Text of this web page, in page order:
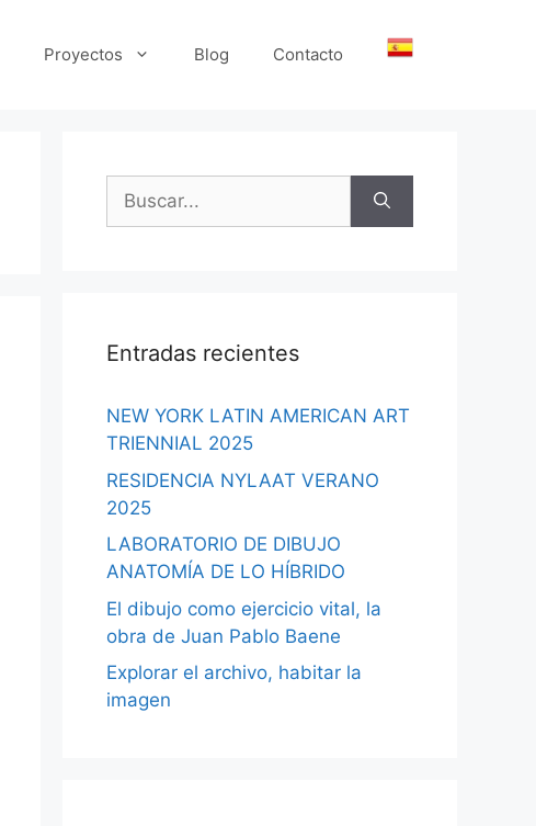
Proyectos Blog Contacto
Buscar:
Entradas recientes
NEW YORK LATIN AMERICAN ART
TRIENNIAL 2025
RESIDENCIA NYLAAT VERANO
2025
LABORATORIO DE DIBUJO
ANATOMÍA DE LO HÍBRIDO
El dibujo como ejercicio vital, la
obra de Juan Pablo Baene
Explorar el archivo, habitar la
imagen